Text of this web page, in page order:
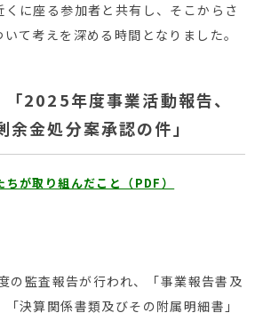
くに座る参加者と共有し、そこからさ
て考えを深める時間となりました。
2025年度事業活動報告、
余金処分案承認の件」
が取り組んだこと（PDF）
の監査報告が行われ、「事業報告書及
決算関係書類及びその附属明細書」